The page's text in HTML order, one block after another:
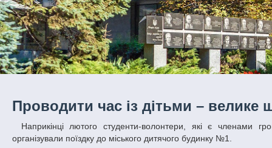
Проводити час із дітьми – велике
Наприкінці лютого студенти-волонтери, які є членами громадського об’єднання «Центр соціальних ініціатив і волонтерства ДНУ»,
організували поїздку до міського дитячого будинку №1.